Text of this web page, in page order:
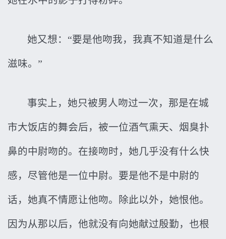
她又想：“要是他吻我，我真不知道是什么
滋味。”
事实上，她只被男人吻过一次，那是在城
市大饭店的舞会后，被一位酒气熏天、烟臭扑
鼻的中尉吻的。在接吻时，她几乎没有什么快
感，尽管他是一位中尉。要是他不是中尉的
话，她真不情愿让他吻。除此以外，她恨他。
因为从那以后，他就没有向她献过殷勤，也根